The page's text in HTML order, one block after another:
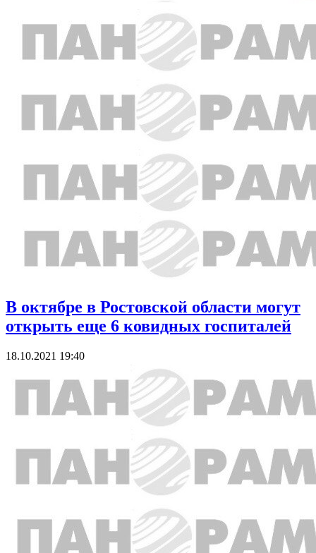
В октябре в Ростовской области могут
открыть еще 6 ковидных госпиталей
18.10.2021 19:40